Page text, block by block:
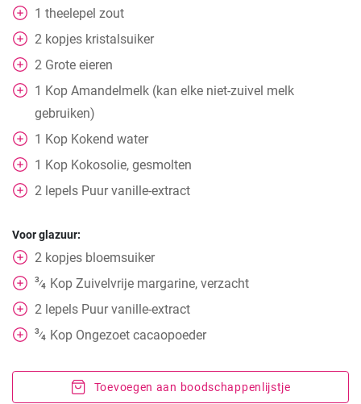
1 theelepel zout
2 kopjes kristalsuiker
2 Grote eieren
1 Kop Amandelmelk (kan elke niet-zuivel melk
gebruiken)
1 Kop Kokend water
1 Kop Kokosolie, gesmolten
2 lepels Puur vanille-extract
Voor glazuur:
2 kopjes bloemsuiker
3⁄4 Kop Zuivelvrije margarine, verzacht
2 lepels Puur vanille-extract
3⁄4 Kop Ongezoet cacaopoeder
Toevoegen aan boodschappenlijstje